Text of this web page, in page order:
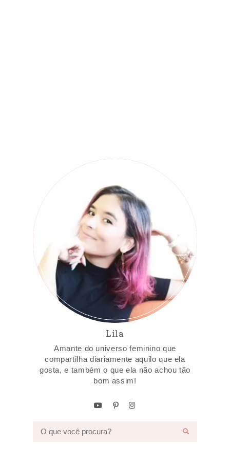
Lila
Amante do universo feminino que
compartilha diariamente aquilo que ela
gosta, e também o que ela não achou tão
bom assim!